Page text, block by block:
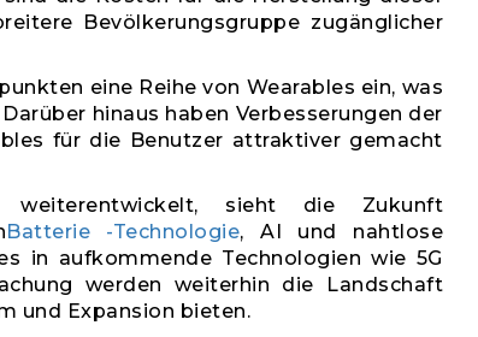
Bevölkerungsgruppe zugänglicher
eine Reihe von Wearables ein, was
hinaus haben Verbesserungen der
für die Benutzer attraktiver gemacht
sieht die Zukunft
Batterie -Technologie, AI und nahtlose
in aufkommende Technologien wie 5G
werden weiterhin die Landschaft
und Expansion bieten.